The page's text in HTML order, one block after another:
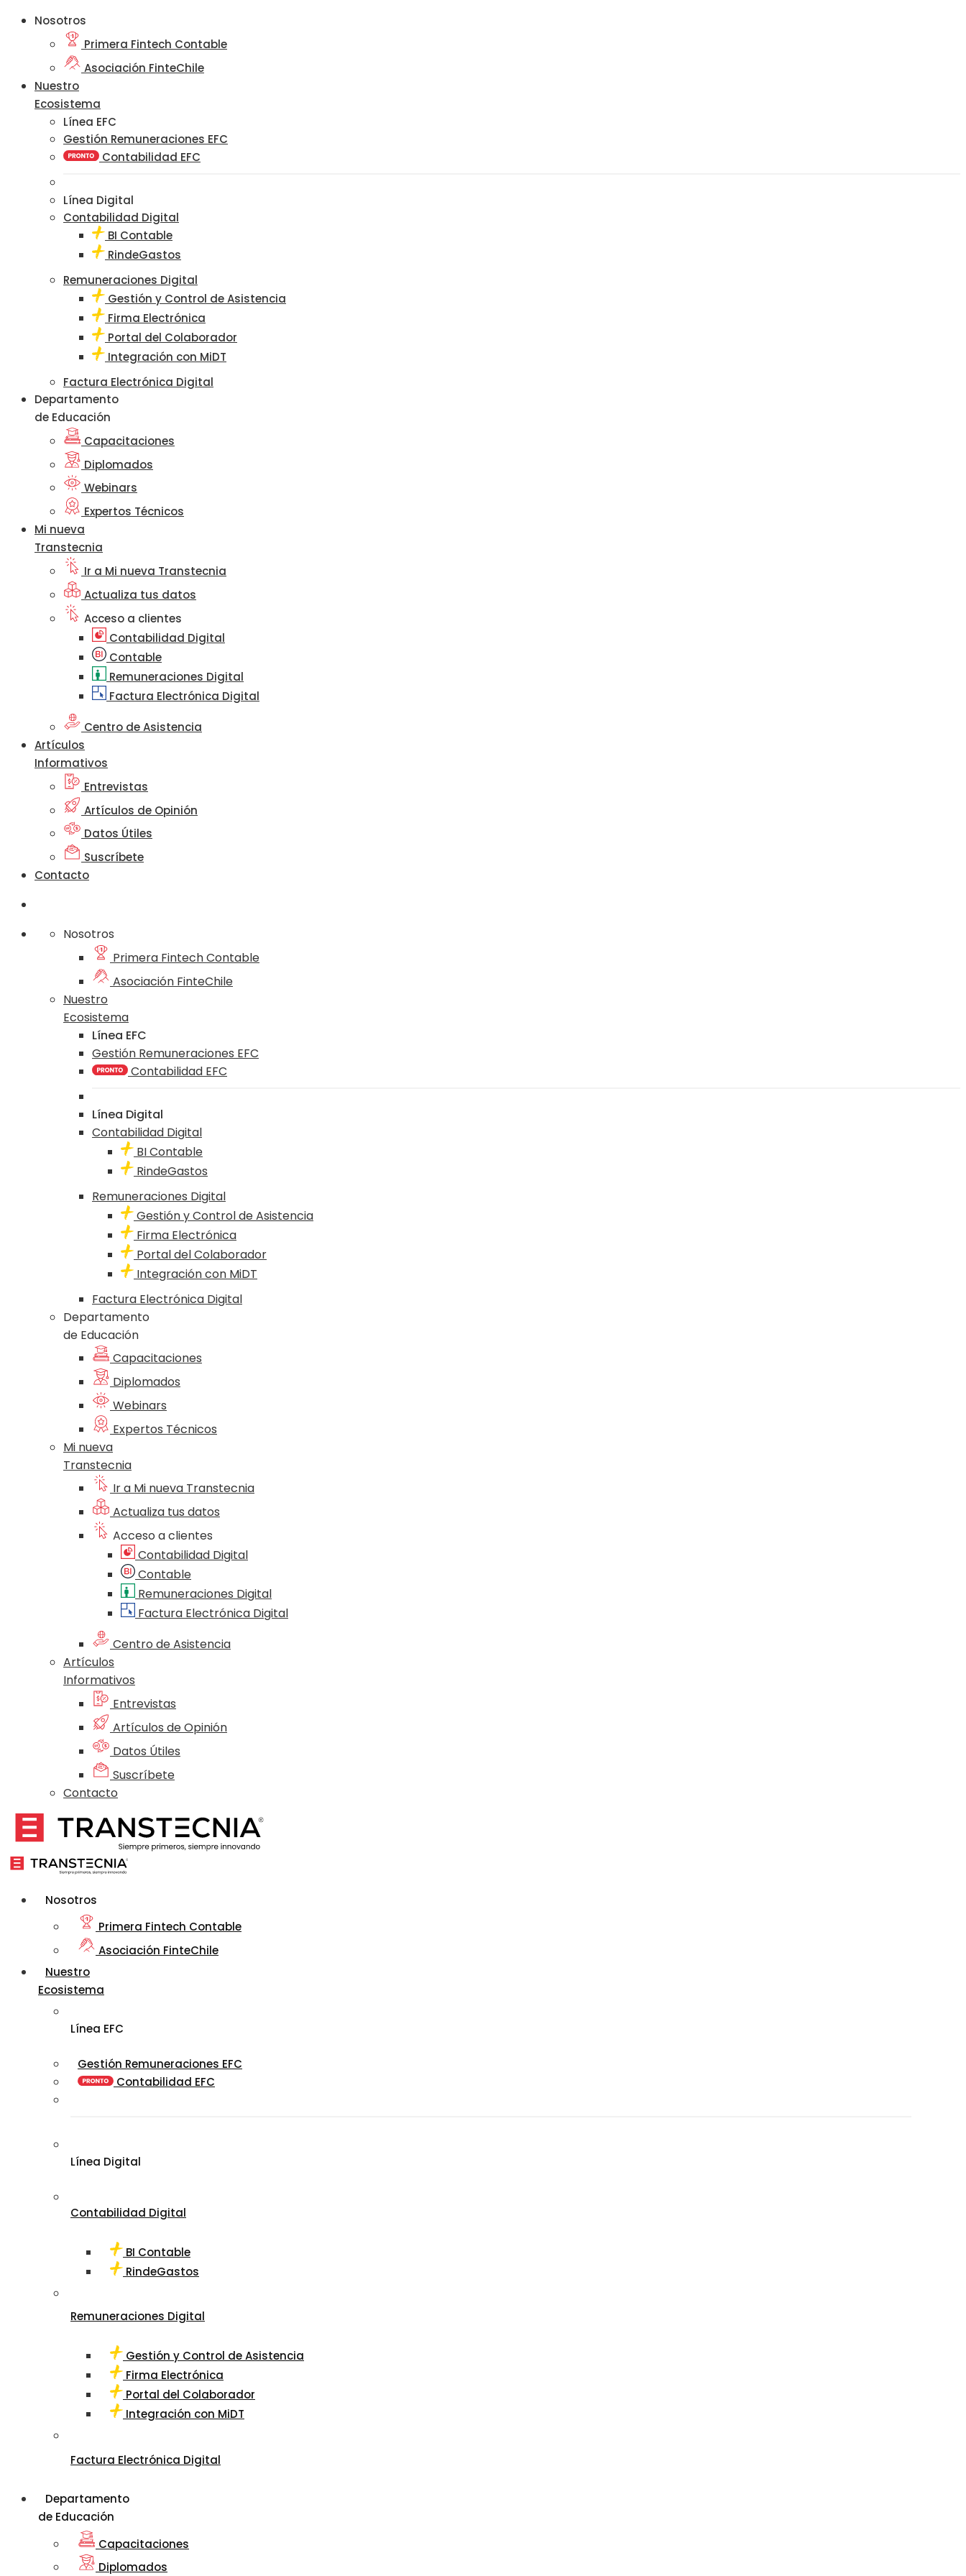
Nosotros
Primera Fintech Contable
Asociación FinteChile
Nuestro
Ecosistema
Línea EFC
Gestión Remuneraciones EFC
Contabilidad EFC
Línea Digital
Contabilidad Digital
BI Contable
RindeGastos
Remuneraciones Digital
Gestión y Control de Asistencia
Firma Electrónica
Portal del Colaborador
Integración con MiDT
Factura Electrónica Digital
Departamento
de Educación
Capacitaciones
Diplomados
Webinars
Expertos Técnicos
Mi nueva
Transtecnia
Ir a Mi nueva Transtecnia
Actualiza tus datos
Acceso a clientes
Contabilidad Digital
Contable
Remuneraciones Digital
Factura Electrónica Digital
Centro de Asistencia
Artículos
Informativos
Entrevistas
Artículos de Opinión
Datos Útiles
Suscríbete
Contacto
Nosotros
Primera Fintech Contable
Asociación FinteChile
Nuestro
Ecosistema
Línea EFC
Gestión Remuneraciones EFC
Contabilidad EFC
Línea Digital
Contabilidad Digital
BI Contable
RindeGastos
Remuneraciones Digital
Gestión y Control de Asistencia
Firma Electrónica
Portal del Colaborador
Integración con MiDT
Factura Electrónica Digital
Departamento
de Educación
Capacitaciones
Diplomados
Webinars
Expertos Técnicos
Mi nueva
Transtecnia
Ir a Mi nueva Transtecnia
Actualiza tus datos
Acceso a clientes
Contabilidad Digital
Contable
Remuneraciones Digital
Factura Electrónica Digital
Centro de Asistencia
Artículos
Informativos
Entrevistas
Artículos de Opinión
Datos Útiles
Suscríbete
Contacto
Nosotros
Primera Fintech Contable
Asociación FinteChile
Nuestro
Ecosistema
Línea EFC
Gestión Remuneraciones EFC
Contabilidad EFC
Línea Digital
Contabilidad Digital
BI Contable
RindeGastos
Remuneraciones Digital
Gestión y Control de Asistencia
Firma Electrónica
Portal del Colaborador
Integración con MiDT
Factura Electrónica Digital
Departamento
de Educación
Capacitaciones
Diplomados